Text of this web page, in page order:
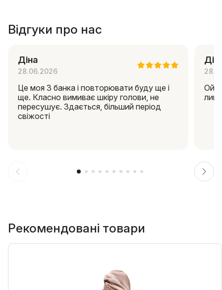
Відгуки про нас
Діна
28.06.2026
Це моя 3 банка і повторювати буду ще і
ще. Класно вимиває шкіру голови, не
пересушує. Здається, більший період
свіжості
Ой
Рекомендовані товари